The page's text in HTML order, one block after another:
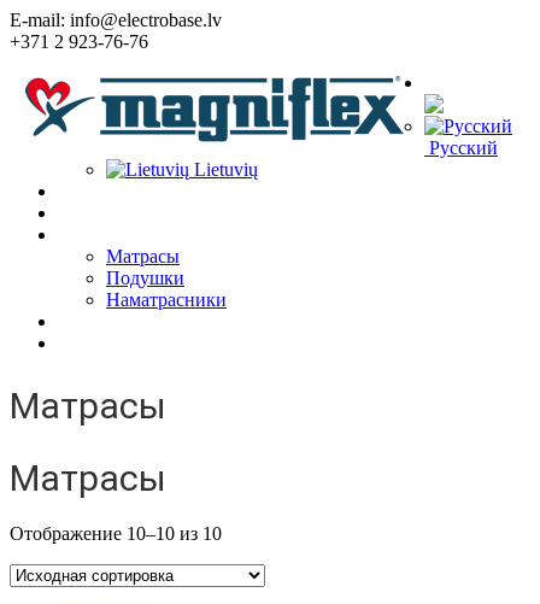
E-mail: info@electrobase.lv
+371 2 923-76-76
Русский
Lietuvių
Матрасы
Подушки
Наматрасники
Матрасы
Матрасы
Отображение 10–10 из 10